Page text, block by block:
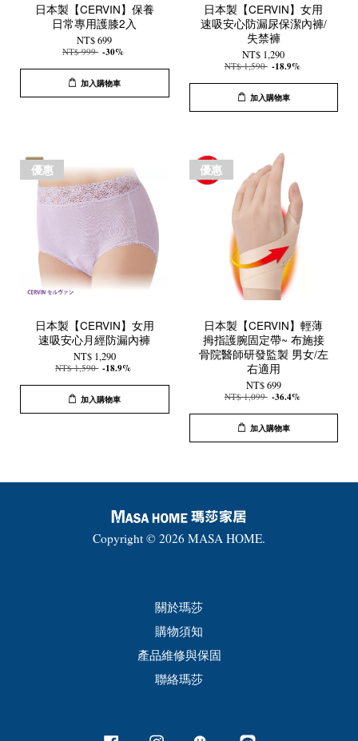
日本製【CERVIN】保養
日常專用護膝2入
NT$ 699
NT$ 999 -30%
加入購物車
日本製【CERVIN】女用
速吸安心防漏尿保潔內褲/
失禁褲
NT$ 1,290
NT$ 1,590 -18.9%
加入購物車
優惠
日本製【CERVIN】女用
速吸安心月經防漏內褲
NT$ 1,290
NT$ 1,590 -18.9%
加入購物車
優惠
日本製【CERVIN】輕薄
拇指護腕固定帶~ 布施接
骨院醫師研發監製 男女/左
右適用
NT$ 699
NT$ 1,099 -36.4%
加入購物車
Copyright © 2026 MASA HOME.
關於瑪莎
購物須知
產品維修與保固
聯絡瑪莎